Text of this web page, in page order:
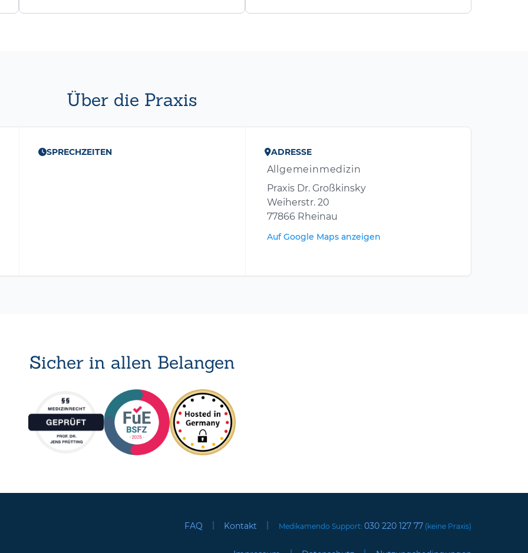
Über die Praxis
SPRECHZEITEN ADRESSE
Allgemeinmedizin
Praxis Dr. Großkinsky
Weiherstr. 20
77866 Rheinau
Auf Google Maps anzeigen
Sicher in allen Belangen
FAQ | Kontakt | Medikamendo Support: 030 220 127 77 (keine Praxis)